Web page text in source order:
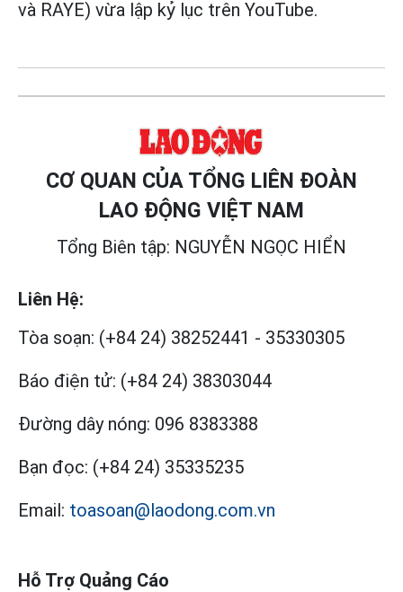
và RAYE) vừa lập kỷ lục trên YouTube.
CƠ QUAN CỦA TỔNG LIÊN ĐOÀN
LAO ĐỘNG VIỆT NAM
Tổng Biên tập: NGUYỄN NGỌC HIỂN
Liên Hệ:
Tòa soạn: (+84 24) 38252441 - 35330305
Báo điện tử: (+84 24) 38303044
Đường dây nóng: 096 8383388
Bạn đọc: (+84 24) 35335235
Email: toasoan@laodong.com.vn
Hỗ Trợ Quảng Cáo